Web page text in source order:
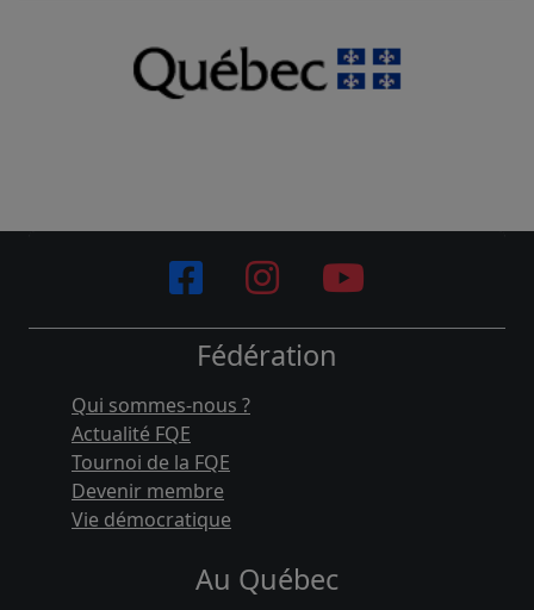
Fédération
Qui sommes-nous ?
Actualité FQE
Tournoi de la FQE
Devenir membre
Vie démocratique
Au Québec